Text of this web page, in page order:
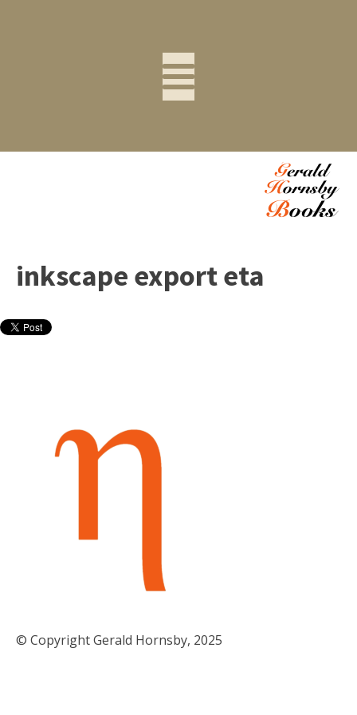
inkscape export eta
© Copyright Gerald Hornsby, 2025